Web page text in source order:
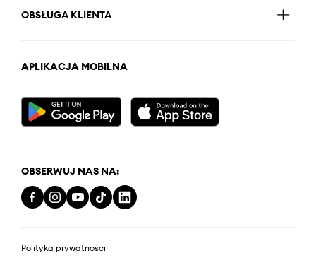
OBSŁUGA KLIENTA
APLIKACJA MOBILNA
OBSERWUJ NAS NA:
Polityka prywatności